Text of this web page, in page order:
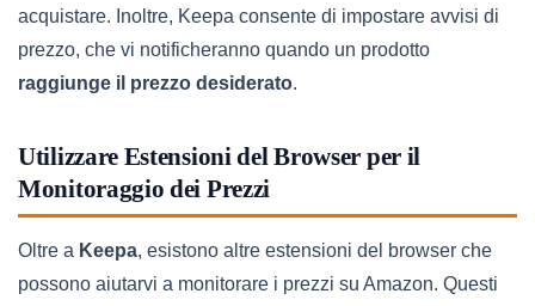
acquistare. Inoltre, Keepa consente di impostare avvisi di
prezzo, che vi notificheranno quando un prodotto
raggiunge il prezzo desiderato.
Utilizzare Estensioni del Browser per il
Monitoraggio dei Prezzi
Oltre a Keepa, esistono altre estensioni del browser che
possono aiutarvi a monitorare i prezzi su Amazon. Questi